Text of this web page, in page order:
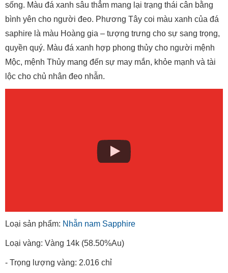
sống. Màu đá xanh sâu thẳm mang lại trạng thái cân bằng
bình yên cho người đeo. Phương Tây coi màu xanh của đá
saphire là màu Hoàng gia – tượng trưng cho sự sang trọng,
quyền quý. Màu đá xanh hợp phong thủy cho người mệnh
Mộc, mệnh Thủy mang đến sự may mắn, khỏe mạnh và tài
lộc cho chủ nhân đeo nhẫn.
Loại sản phẩm: Nhẫn nam Sapphire
Loại vàng: Vàng 14k (58.50%Au)
- Trọng lượng vàng: 2.016 chỉ